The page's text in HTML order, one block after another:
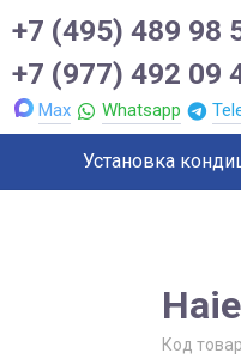
+7 (495) 489 98
+7 (977) 492 09
Max Whatsapp
Установка
Код